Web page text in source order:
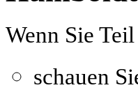
Wenn Sie
schauen